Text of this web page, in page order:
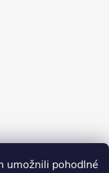
umožnili pohodlné